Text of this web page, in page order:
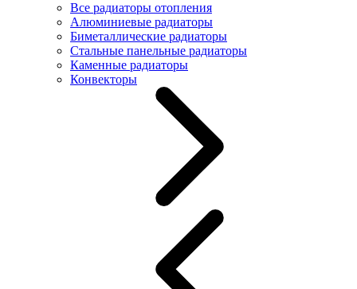
Все радиаторы отопления
Алюминиевые радиаторы
Биметаллические радиаторы
Стальные панельные радиаторы
Каменные радиаторы
Конвекторы